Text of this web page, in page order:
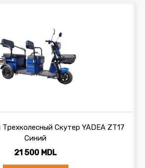
Скутер YADEA ZT17
Синий
21 500 MDL